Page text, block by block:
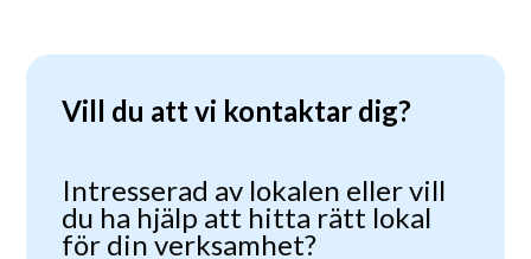
Vill du att vi kontaktar dig?
Intresserad av lokalen eller vill
du ha hjälp att hitta rätt lokal
för din verksamhet?